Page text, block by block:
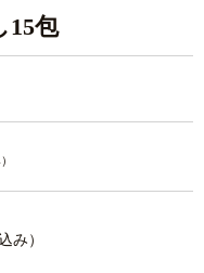
15包
み）